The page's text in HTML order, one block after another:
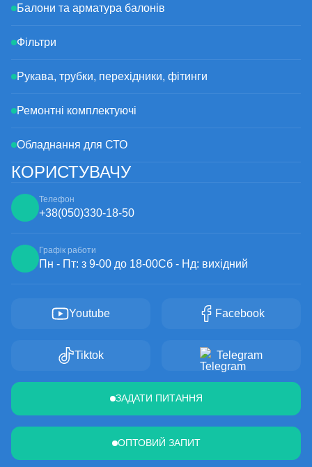
Балони та арматура балонів
Фільтри
Рукава, трубки, перехідники, фітинги
Ремонтні комплектуючі
Обладнання для СТО
КОРИСТУВАЧУ
Телефон
+38(050)330-18-50
Графік работи
Пн - Пт: з 9-00 до 18-00Сб - Нд: вихідний
Youtube Facebook
Tiktok Telegram
ЗАДАТИ ПИТАННЯ
ОПТОВИЙ ЗАПИТ